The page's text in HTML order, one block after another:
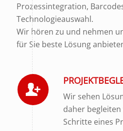
Prozessintegration,
Technologieauswahl.
Wir hören zu und nehmen
für Sie beste Lösung
Wir sehen
daher
Schritte eines